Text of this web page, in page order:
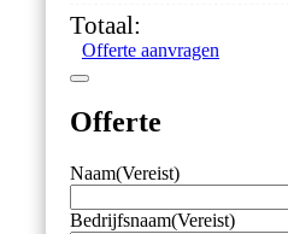
Totaal:
Offerte aanvragen
Offerte
Naam(Vereist)
Bedrijfsnaam(Vereist)